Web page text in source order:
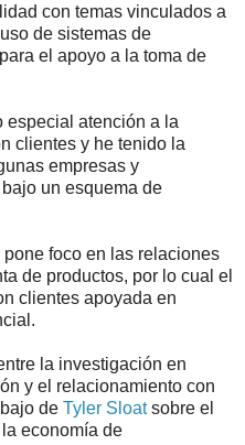
con temas vinculados a
de sistemas de
el apoyo a la toma de
especial atención a la
clientes y he tenido la
empresas y
un esquema de
pone foco en las relaciones
de productos, por lo cual el
clientes apoyada en
la investigación en
y el relacionamiento con
de Tyler Sloatsobre el
economía de